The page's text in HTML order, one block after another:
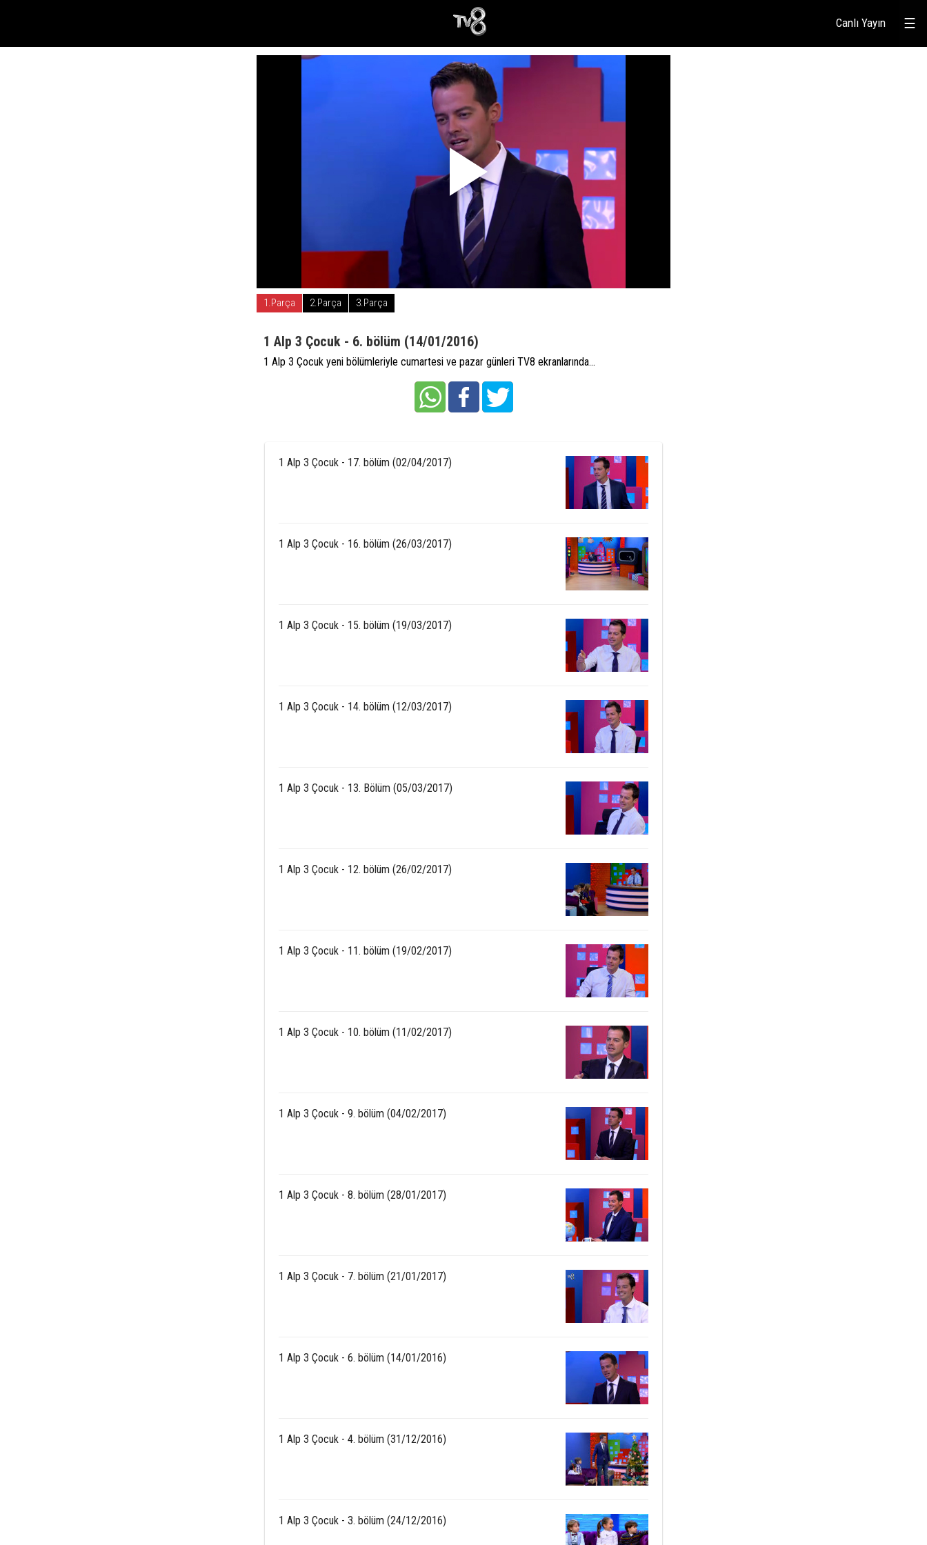
☰
Canlı Yayın
1.Parça 2.Parça 3.Parça
1 Alp 3 Çocuk - 6. bölüm (14/01/2016)
1 Alp 3 Çocuk yeni bölümleriyle cumartesi ve pazar günleri TV8 ekranlarında...
1 Alp 3 Çocuk - 17. bölüm (02/04/2017)
1 Alp 3 Çocuk - 16. bölüm (26/03/2017)
1 Alp 3 Çocuk - 15. bölüm (19/03/2017)
1 Alp 3 Çocuk - 14. bölüm (12/03/2017)
1 Alp 3 Çocuk - 13. Bölüm (05/03/2017)
1 Alp 3 Çocuk - 12. bölüm (26/02/2017)
1 Alp 3 Çocuk - 11. bölüm (19/02/2017)
1 Alp 3 Çocuk - 10. bölüm (11/02/2017)
1 Alp 3 Çocuk - 9. bölüm (04/02/2017)
1 Alp 3 Çocuk - 8. bölüm (28/01/2017)
1 Alp 3 Çocuk - 7. bölüm (21/01/2017)
1 Alp 3 Çocuk - 6. bölüm (14/01/2016)
1 Alp 3 Çocuk - 4. bölüm (31/12/2016)
1 Alp 3 Çocuk - 3. bölüm (24/12/2016)